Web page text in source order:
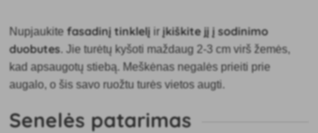
Nupjaukitefasadinį tinklelį irįkiškite jį į sodinimo
duobutes. Jie turėtų kyšoti maždaug 2-3 cm virš žemės,
kad apsaugotų stiebą. Meškėnas negalės prieiti prie
augalo, o šis savo ruožtu turės vietos augti.
Senelės patarimas